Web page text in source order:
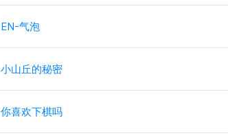
EN-气泡
小山丘的秘密
你喜欢下棋吗